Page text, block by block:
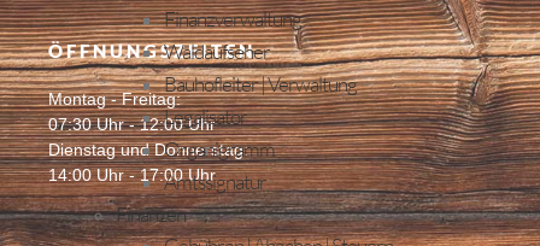
Finanzverwaltung
Waldaufseher
Bauhofleiter | Verwaltung
Legalisator
Organigramm
Amtssignatur
Finanzen
ÖFFNUNGSZEITEN
Montag - Freitag:
07:30 Uhr - 12:00 Uhr
Dienstag und Donnerstag:
14:00 Uhr - 17:00 Uhr